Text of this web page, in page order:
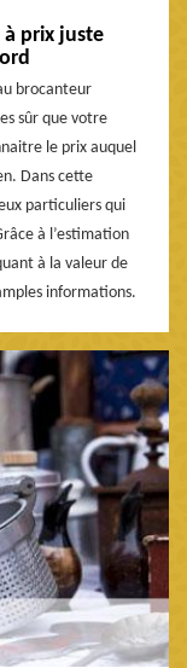
prix juste
brocanteur
sûr que votre
le prix auquel
Dans cette
particuliers qui
à l’estimation
à la valeur de
informations.